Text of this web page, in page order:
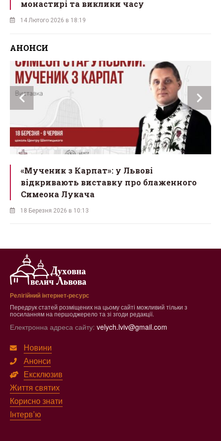
монастирі та виклики часу
14 Лютого 2026 в 18:19
АНОНСИ
«Мученик з Карпат»: у Львові
відкривають виставку про блаженного
Симеона Лукача
18 Березня 2026 в 10:13
Релігійний інтернет-ресурс
Передрук статей розміщених на цьому сайті можливий тільки з
посиланням на першоджерело та зі згоди редакції.
Електронна адреса сайту: velych.lviv@gmail.com
Новини
Анонси
Ексклюзив
Життя святих
Корисно знати
Інтерв’ю